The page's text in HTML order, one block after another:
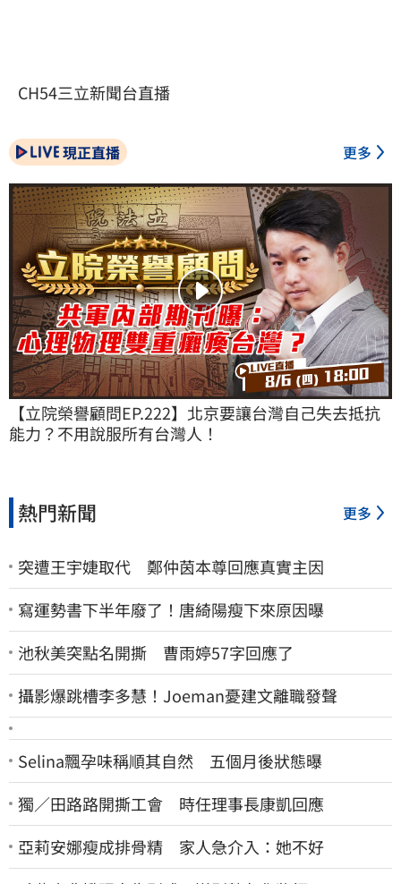
CH54三立新聞台直播
現正直播 更多
【立院榮譽顧問EP.222】北京要讓台灣自己失去抵抗
能力？不用說服所有台灣人！
熱門新聞 更多
突遭王宇婕取代 鄭仲茵本尊回應真實主因
寫運勢書下半年廢了！唐綺陽瘦下來原因曝
池秋美突點名開撕 曹雨婷57字回應了
攝影爆跳槽李多慧！Joeman憂建文離職發聲
Selina飄孕味稱順其自然 五個月後狀態曝
獨／田路路開撕工會 時任理事長康凱回應
亞莉安娜瘦成排骨精 家人急介入：她不好